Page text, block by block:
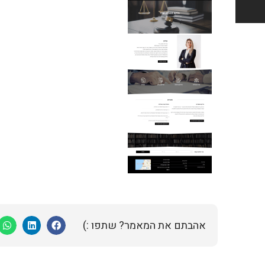
אהבתם את המאמר? שתפו :)